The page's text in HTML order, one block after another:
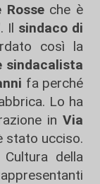
che è
Il sindaco di
così la
sindacalista
fa perché
Lo ha
in Via
stato ucciso.
della